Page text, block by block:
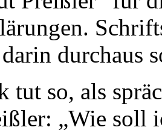
durchaus
tut so, als
„Wie soll